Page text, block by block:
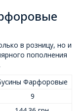
в розницу, но и
пополнения
Фарфоровые
9